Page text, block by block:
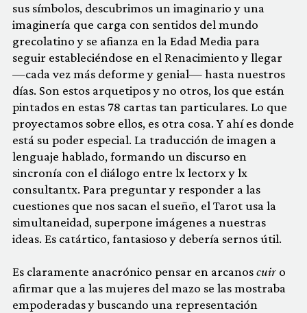
sus símbolos, descubrimos un imaginario y una
imaginería que carga con sentidos del mundo
grecolatino y se afianza en la Edad Media para
seguir estableciéndose en el Renacimiento y llegar
—cada vez más deforme y genial— hasta nuestros
días. Son estos arquetipos y no otros, los que están
pintados en estas 78 cartas tan particulares. Lo que
proyectamos sobre ellos, es otra cosa. Y ahí es donde
está su poder especial. La traducción de imagen a
lenguaje hablado, formando un discurso en
sincronía con el diálogo entre lx lectorx y lx
consultantx. Para preguntar y responder a las
cuestiones que nos sacan el sueño, el Tarot usa la
simultaneidad, superpone imágenes a nuestras
ideas. Es catártico, fantasioso y debería sernos útil.
Es claramente anacrónico pensar en arcanoscuir o
afirmar que a las mujeres del mazo se las mostraba
empoderadas y buscando una representación